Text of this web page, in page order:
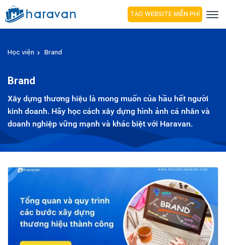
TẠO WEBSITE MIỄN PHÍ
Học viện Brand
Brand
Xây dựng thương hiệu là mong muốn của hầu hết người
kinh doanh. Hãy học cách xây dựng hình ảnh cá nhân và
doanh nghiệp vững mạnh và khác biệt với Haravan.